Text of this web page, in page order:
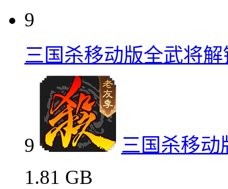
9
三国杀移动版全武将
9
三国杀移动
1.81 GB